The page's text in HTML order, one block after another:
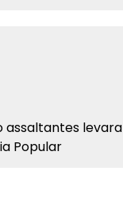
assaltantes
Popular